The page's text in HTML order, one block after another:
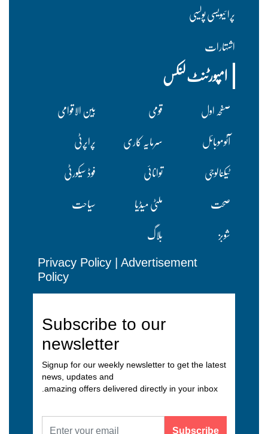
پرا ئیویسی پولسیی
اشتہارات
امپورٹنٹ لنکس
صفحہ اول قومی
بین الاقوامی
آٹوموبائل
سرمایہ کاری
پراپرٹی
ٹیکنالوجی
توانائی
فوڈ سیکورٹی
صحت
ملٹی میڈیا
سیاحت
شوبز
بلاگ
Privacy Policy | Advertisement
Policy
Subscribe to our
newsletter
Signup for our weekly newsletter to get the latest
news, updates and
amazing offers delivered directly in your inbox.
Subscribe